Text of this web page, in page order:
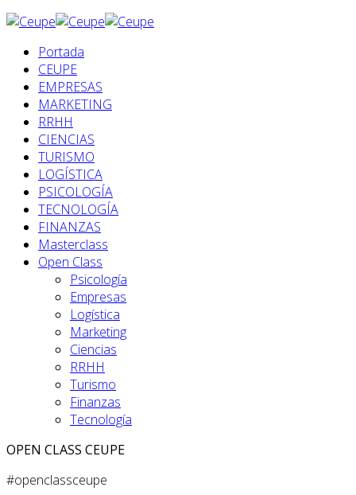
Portada
CEUPE
EMPRESAS
MARKETING
RRHH
CIENCIAS
TURISMO
LOGÍSTICA
PSICOLOGÍA
TECNOLOGÍA
FINANZAS
Masterclass
Open Class
Psicología
Empresas
Logística
Marketing
Ciencias
RRHH
Turismo
Finanzas
Tecnología
OPEN CLASS CEUPE
#openclassceupe